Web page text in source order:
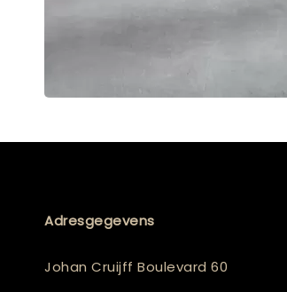
Adresgegevens
Johan Cruijff Boulevard 60